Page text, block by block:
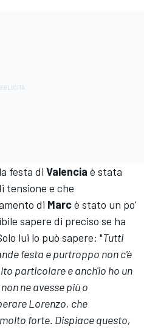
festa di Valencia è stata
tensione e che
di Marcè stato un po'
sapere di preciso se ha
lui lo può sapere: "Tutti
festa e purtroppo non c'è
particolare e anch'io ho un
ne avesse più o
Lorenzo, che
forte. Dispiace questo,